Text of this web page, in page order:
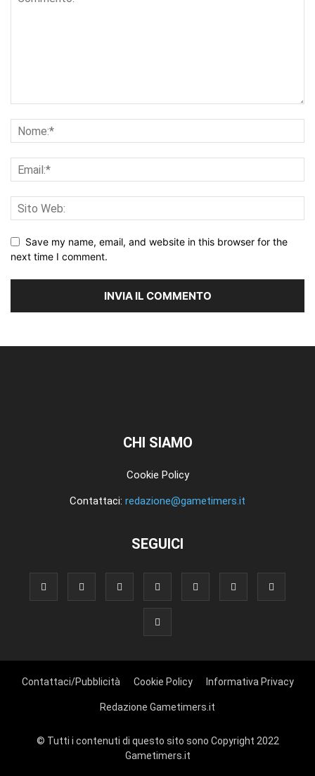
Save my name, email, and website in this browser for the
next time I comment.
CHI SIAMO
Cookie Policy
Contattaci: redazione@gametimers.it
SEGUICI
Contattaci/Pubblicità Cookie Policy Informativa Privacy
Redazione Gametimers.it
© Tutti i contenuti di questo sito sono Copyright 2022
Gametimers.it